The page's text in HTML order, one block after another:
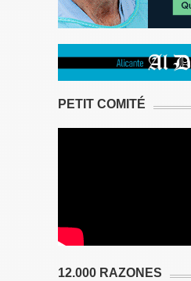
PETIT COMITÉ
12.000 RAZONES